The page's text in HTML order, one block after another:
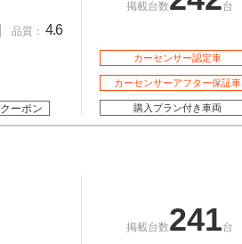
品質： 4.6
クーポン
掲載台数 台
カーセンサー認定車
カーセンサーアフター保証車
購入プラン付き車両
掲載台数241台